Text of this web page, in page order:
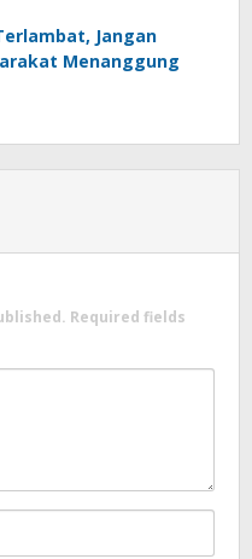
Jangan
Menanggung
Required fields